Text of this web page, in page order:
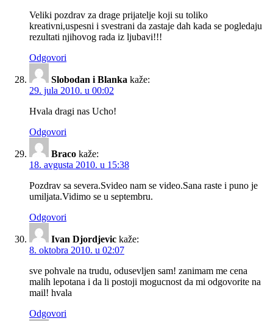
Veliki pozdrav za drage prijatelje koji su toliko
kreativni,uspesni i svestrani da zastaje dah kada se pogledaju
rezultati njihovog rada iz ljubavi!!!
Odgovori
Slobodan i Blanka kaže:
29. jula 2010. u 00:02
Hvala dragi nas Ucho!
Odgovori
Braco kaže:
18. avgusta 2010. u 15:38
Pozdrav sa severa.Svideo nam se video.Sana raste i puno je
umiljata.Vidimo se u septembru.
Odgovori
Ivan Djordjevic kaže:
8. oktobra 2010. u 02:07
sve pohvale na trudu, odusevljen sam! zanimam me cena
malih lepotana i da li postoji mogucnost da mi odgovorite na
mail! hvala
Odgovori